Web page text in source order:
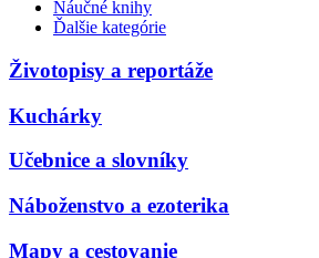
Náučné knihy
Ďalšie kategórie
Životopisy a reportáže
Kuchárky
Učebnice a slovníky
Náboženstvo a ezoterika
Mapy a cestovanie